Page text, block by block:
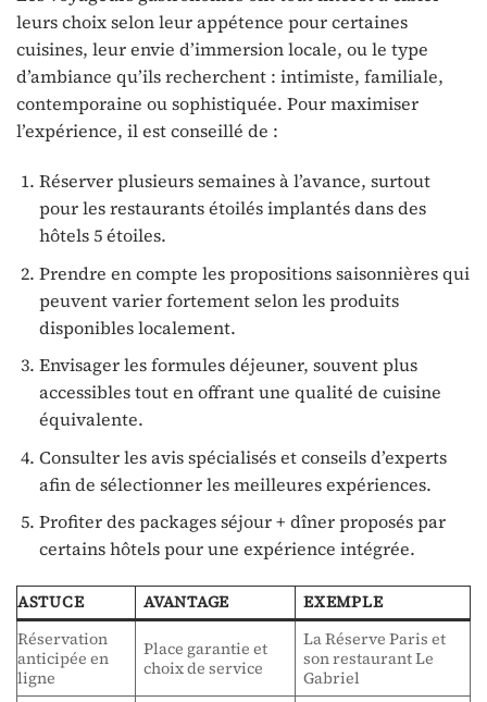
leurs choix selon leur appétence pour certaines
cuisines, leur envie d’immersion locale, ou le type
d’ambiance qu’ils recherchent : intimiste, familiale,
contemporaine ou sophistiquée. Pour maximiser
l’expérience, il est conseillé de :
Réserver plusieurs semaines à l’avance, surtout
pour les restaurants étoilés implantés dans des
hôtels 5 étoiles.
Prendre en compte les propositions saisonnières qui
peuvent varier fortement selon les produits
disponibles localement.
Envisager les formules déjeuner, souvent plus
accessibles tout en offrant une qualité de cuisine
équivalente.
Consulter les avis spécialisés et conseils d’experts
afin de sélectionner les meilleures expériences.
Profiter des packages séjour + dîner proposés par
certains hôtels pour une expérience intégrée.
ASTUCE AVANTAGE
EXEMPLE
Réservation
anticipée en
ligne
Place garantie et
choix de service
La Réserve Paris et
son restaurant Le
Gabriel